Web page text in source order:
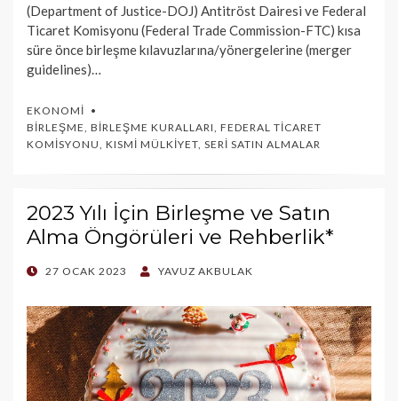
(Department of Justice-DOJ) Antitröst Dairesi ve Federal
Ticaret Komisyonu (Federal Trade Commission-FTC) kısa
süre önce birleşme kılavuzlarına/yönergelerine (merger
guidelines)…
EKONOMI
BIRLEŞME BIRLEŞME KURALLARI FEDERAL TICARET
KOMISYONU KISMI MÜLKIYET SERI SATIN ALMALAR
2023 Yılı İçin Birleşme ve Satın
Alma Öngörüleri ve Rehberlik*
POSTED
27 OCAK 2023 YAVUZ AKBULAK